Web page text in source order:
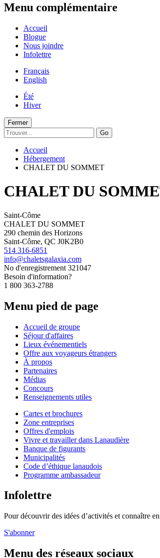
Menu complémentaire
Accueil
Blogue
Nous joindre
Infolettre
Français
English
Été
Hiver
Fermer
Go
Accueil
Hébergement
CHALET DU SOMMET
CHALET DU
Saint-Côme
CHALET DU SOMMET
290 chemin des Horizons
Saint-Côme, QC J0K2B0
514 316-6851
info@chaletsgalaxia.com
No d'enregistrement 321047
Besoin d'information?
1 800 363-2788
Menu pied de page
Accueil de groupe
Séjour d'affaires
Lieux événementiels
Offre aux voyageurs étrangers
À propos
Partenaires
Médias
Concours
Renseignements utiles
Cartes et brochures
Zone entreprises
Offres d'emplois
Vivre et travailler dans Lanaudière
Banque de figurants
Municipalités
Code d’éthique lanaudois
Programme ambassadeur
Infolettre
Pour découvrir des idées d’activités et connaître
S'abonner
Menu des réseaux sociaux